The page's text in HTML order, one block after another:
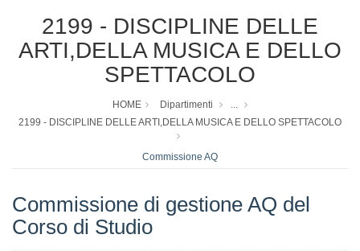
2199 - DISCIPLINE DELLE
ARTI,DELLA MUSICA E DELLO
SPETTACOLO
HOME Dipartimenti
...
2199 - DISCIPLINE DELLE ARTI,DELLA MUSICA E DELLO SPETTACOLO
Commissione AQ
Commissione di gestione AQ del
Corso di Studio